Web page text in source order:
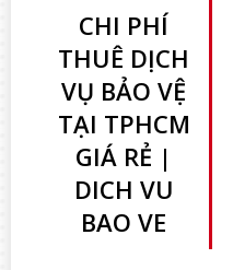
CHI PHÍ
THUÊ DỊCH
VỤ BẢO VỆ
TẠI TPHCM
GIÁ RẺ |
DICH VU
BAO VE